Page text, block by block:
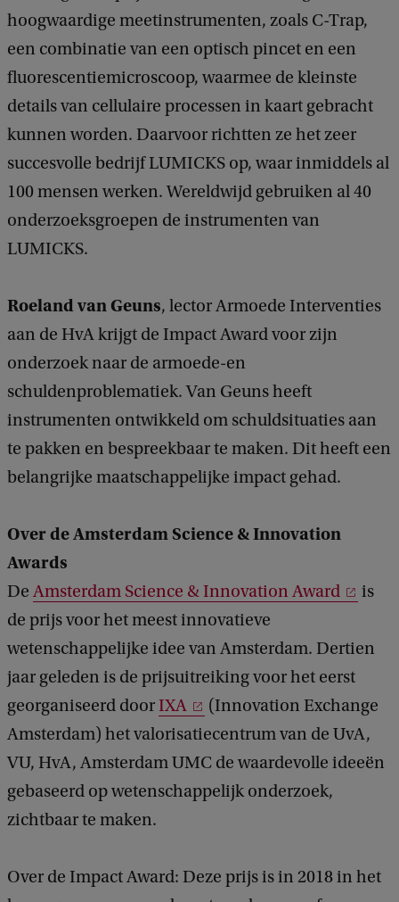
hoogwaardige meetinstrumenten, zoals C-Trap,
een combinatie van een optisch pincet en een
fluorescentiemicroscoop, waarmee de kleinste
details van cellulaire processen in kaart gebracht
kunnen worden. Daarvoor richtten ze het zeer
succesvolle bedrijf LUMICKS op, waar inmiddels al
100 mensen werken. Wereldwijd gebruiken al 40
onderzoeksgroepen de instrumenten van
LUMICKS.
Roeland van Geuns, lector Armoede Interventies
aan de HvA krijgt de Impact Award voor zijn
onderzoek naar de armoede-en
schuldenproblematiek. Van Geuns heeft
instrumenten ontwikkeld om schuldsituaties aan
te pakken en bespreekbaar te maken. Dit heeft een
belangrijke maatschappelijke impact gehad.
Over de Amsterdam Science & Innovation
Awards
De Amsterdam Science & Innovation Award
is
de prijs voor het meest innovatieve
wetenschappelijke idee van Amsterdam. Dertien
jaar geleden is de prijsuitreiking voor het eerst
georganiseerd doorIXA
(Innovation Exchange
Amsterdam) het valorisatiecentrum van de UvA,
VU, HvA, Amsterdam UMC de waardevolle ideeën
gebaseerd op wetenschappelijk onderzoek,
zichtbaar te maken.
Over de Impact Award: Deze prijs is in 2018 in het